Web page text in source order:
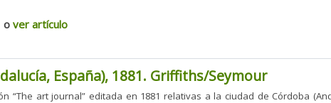
o ver artículo
España), 1881. Griffiths/Seymour
“The art journal” editada en 1881 relativas a la ciudad de Córdoba